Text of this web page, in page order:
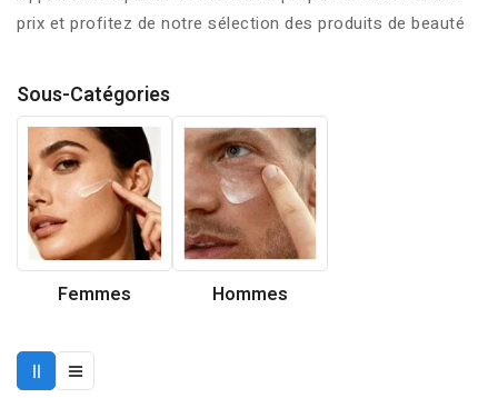
prix et profitez de notre sélection des produits de beauté
Sous-Catégories
Femmes Hommes